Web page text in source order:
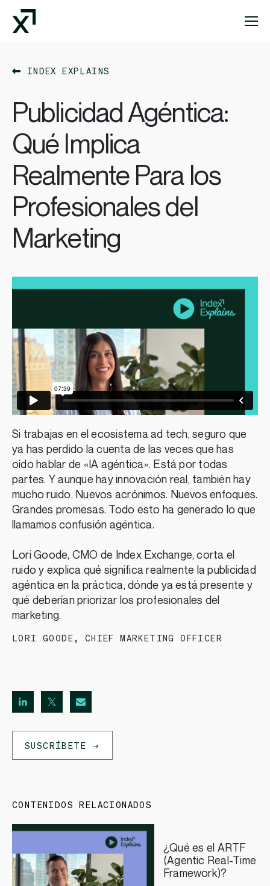
Index Exchange Home page
INDEX EXPLAINS
Publicidad Agéntica:
Qué Implica
Realmente Para los
Profesionales del
Marketing
SUSCRÍBETE
LORI GOODE , CHIEF MARKETING OFFICER
Si trabajas en el ecosistema ad tech, seguro que
ya has perdido la cuenta de las veces que has
oído hablar de «IA agéntica». Está por todas
partes. Y aunque hay innovación real, también hay
mucho ruido. Nuevos acrónimos. Nuevos enfoques.
Grandes promesas. Todo esto ha generado lo que
llamamos confusión agéntica.
Lori Goode, CMO de Index Exchange, corta el
ruido y explica qué significa realmente la publicidad
agéntica en la práctica, dónde ya está presente y
qué deberían priorizar los profesionales del
marketing.
CONTENIDOS RELACIONADOS
¿Qué es el ARTF
(Agentic Real-Time
Framework)?